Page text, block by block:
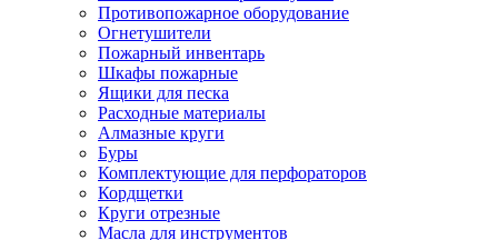
Противопожарное оборудование
Огнетушители
Пожарный инвентарь
Шкафы пожарные
Ящики для песка
Расходные материалы
Алмазные круги
Буры
Комплектующие для перфораторов
Кордщетки
Круги отрезные
Масла для инструментов